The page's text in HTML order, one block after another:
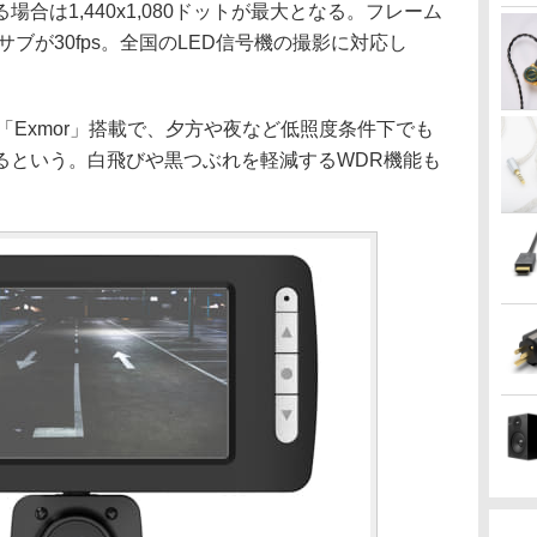
合は1,440x1,080ドットが最大となる。フレーム
ブが30fps。全国のLED信号機の撮影に対応し
Exmor」搭載で、夕方や夜など低照度条件下でも
という。白飛びや黒つぶれを軽減するWDR機能も